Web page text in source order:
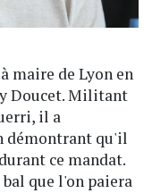
maire de Lyon en
Doucet. Militant
il a
démontrant qu'il
ce mandat.
que l'on paiera